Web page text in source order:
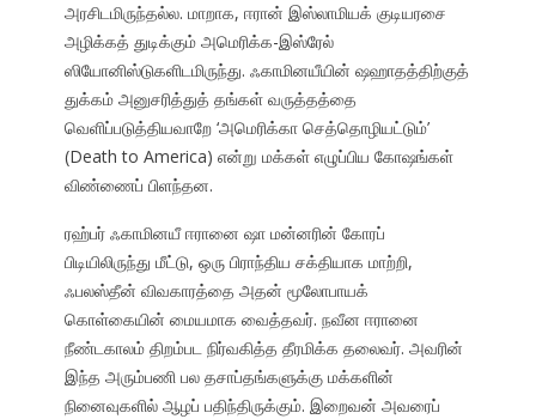
அரசிடமிருந்தல்ல. மாறாக, ஈரான் இஸ்லாமியக் குடியரசை
அழிக்கத் துடிக்கும் அமெரிக்க-இஸ்ரேல்
ஸியோனிஸ்டுகளிடமிருந்து. ஃகாமினயீயின் ஷஹாதத்திற்குத்
துக்கம் அனுசரித்துத் தங்கள் வருத்தத்தை
வெளிப்படுத்தியவாறே ‘அமெரிக்கா செத்தொழியட்டும்’
(Death to America) என்று மக்கள் எழுப்பிய கோஷங்கள்
விண்ணைப் பிளந்தன.
ரஹ்பர் ஃகாமினயீ ஈரானை ஷா மன்னரின் கோரப்
பிடியிலிருந்து மீட்டு, ஒரு பிராந்திய சக்தியாக மாற்றி,
ஃபலஸ்தீன் விவகாரத்தை அதன் மூலோபாயக்
கொள்கையின் மையமாக வைத்தவர். நவீன ஈரானை
நீண்டகாலம் திறம்பட நிர்வகித்த தீரமிக்க தலைவர். அவரின்
இந்த அரும்பணி பல தசாப்தங்களுக்கு மக்களின்
நினைவுகளில் ஆழப் பதிந்திருக்கும். இறைவன் அவரைப்